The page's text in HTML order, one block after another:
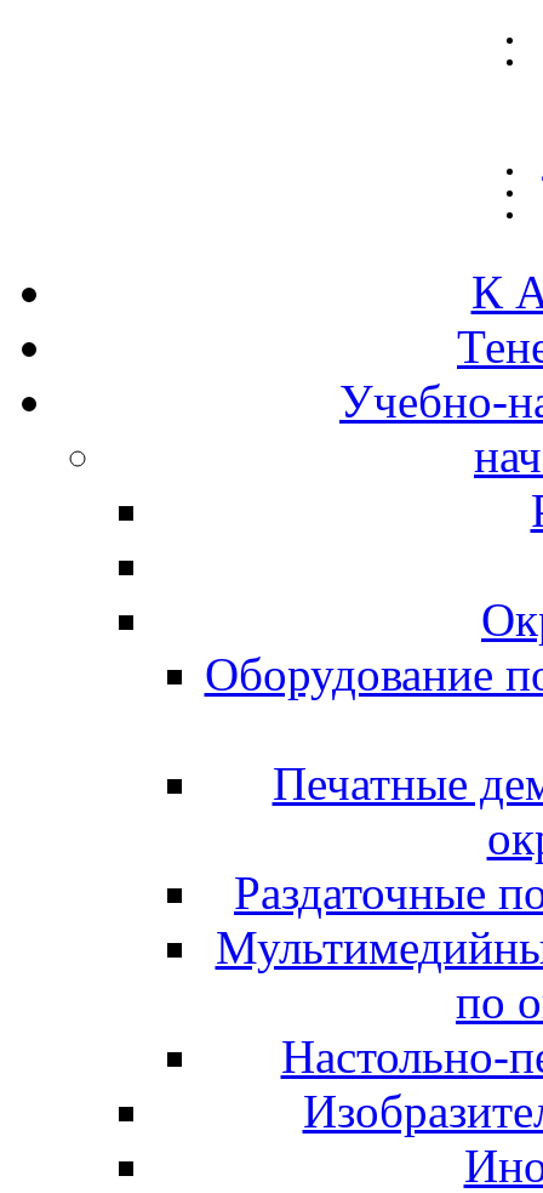
К
Учебно-
Оборудование
Печатные
Раздаточные
по
Настольно-